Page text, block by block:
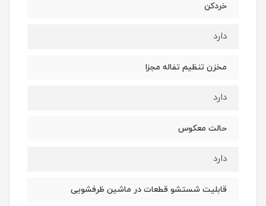
خردکن
دارد
مخزن تنظیم تفاله مجزا
دارد
حالت معکوس
دارد
قابلیت شستشو قطعات در ماشین ظرفشویی